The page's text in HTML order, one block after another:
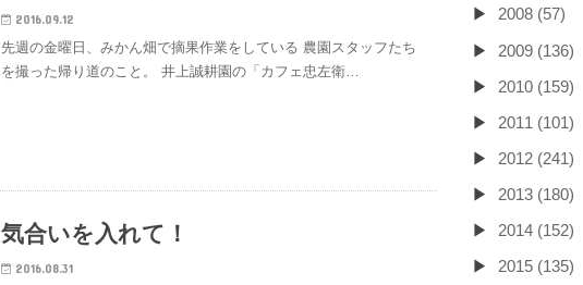
2016.09.12
先週の金曜日、みかん畑で摘果作業をしている 農園スタッフたち
を撮った帰り道のこと。 井上誠耕園の「カフェ忠左衛…
気合いを入れて！
2016.08.31
2008 (57)
2009 (136)
2010 (159)
2011 (101)
2012 (241)
2013 (180)
2014 (152)
2015 (135)